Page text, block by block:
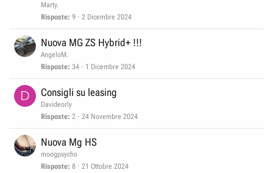
Marty.
Risposte 9 2 Dicembre 2024
Nuova MG ZS Hybrid+ !!!
AngeloM.
Risposte 34 1 Dicembre 2024
D Consigli su leasing
Davideorly
Risposte 2 24 Novembre 2024
Nuova Mg HS
moogpsycho
Risposte 8 21 Ottobre 2024